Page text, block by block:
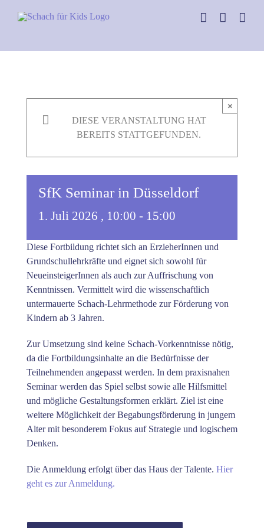
DIESE VERANSTALTUNG HAT
BEREITS STATTGEFUNDEN.
×
SfK Seminar in Düsseldorf
1. Juli 2026 , 10:00 - 15:00
Diese Fortbildung richtet sich an ErzieherInnen und
Grundschullehrkräfte und eignet sich sowohl für
NeueinsteigerInnen als auch zur Auffrischung von
Kenntnissen. Vermittelt wird die wissenschaftlich
untermauerte Schach-Lehrmethode zur Förderung von
Kindern ab 3 Jahren.
Zur Umsetzung sind keine Schach-Vorkenntnisse nötig,
da die Fortbildungsinhalte an die Bedürfnisse der
Teilnehmenden angepasst werden. In dem praxisnahen
Seminar werden das Spiel selbst sowie alle Hilfsmittel
und mögliche Gestaltungsformen erklärt. Ziel ist eine
weitere Möglichkeit der Begabungsförderung in jungem
Alter mit besonderem Fokus auf Strategie und logischem
Denken.
Die Anmeldung erfolgt über das Haus der Talente. Hier
geht es zur Anmeldung.